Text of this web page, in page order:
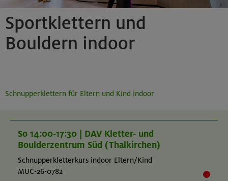
Sportklettern und
Bouldern indoor
Schnupperklettern für Eltern und Kind indoor
So 14:00-17:30 | DAV Kletter- und
Boulderzentrum Süd (Thalkirchen)
Schnupperkletterkurs indoor Eltern/Kind
MUC-26-0782